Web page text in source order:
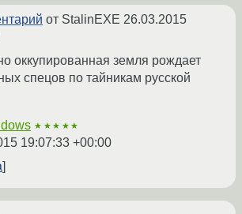
от StalinEXE 26.03.2015
оккупированная земля рождает
спецов по тайникам русской
★★★★★
19:07:33 +00:00